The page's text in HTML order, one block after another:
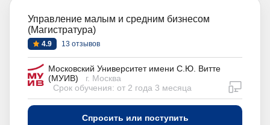
Управление малым и средним бизнесом
(Магистратура)
4.9 13 отзывов
Московский Университет имени С.Ю. Витте
(МУИВ)
г. Москва
Срок обучения: от 2 года 3 месяца
Спросить или поступить